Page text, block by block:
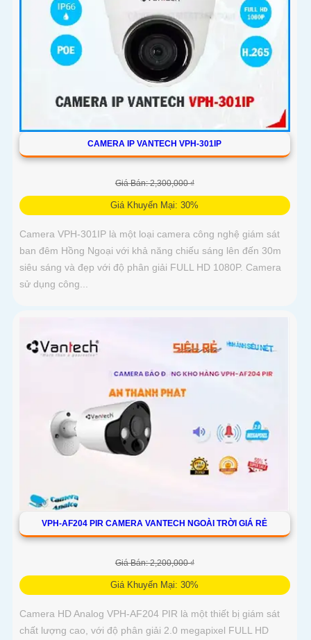
CAMERA IP VANTECH VPH-301IP
Giá Bán: 2,300,000 ₫
Giá Khuyến Mại: 30%
Camera VPH-301IP là một loại camera công nghệ giám sát
ban đêm Hồng Ngoại với khả năng chiếu sáng lên đến 30m
siêu sáng và đẹp với độ phân giải FULL HD 1080P. Camera
sử dụng công...
VPH-AF204 PIR CAMERA VANTECH NGOÀI TRỜI GIÁ RẺ
Giá Bán: 2,200,000 ₫
Giá Khuyến Mại: 30%
Camera HD Analog VPH-AF204 PIR là một thiết bị giám sát
chất lượng cao, với độ phân giải 2.0 megapixel FULL HD